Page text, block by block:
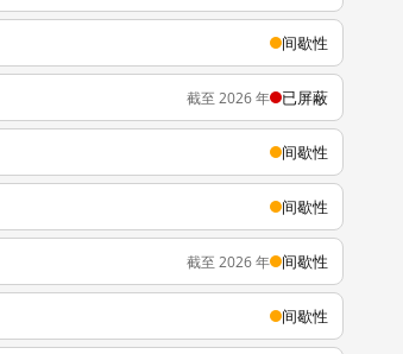
间歇性
截至 2026 年 已屏蔽
间歇性
间歇性
截至 2026 年 间歇性
间歇性